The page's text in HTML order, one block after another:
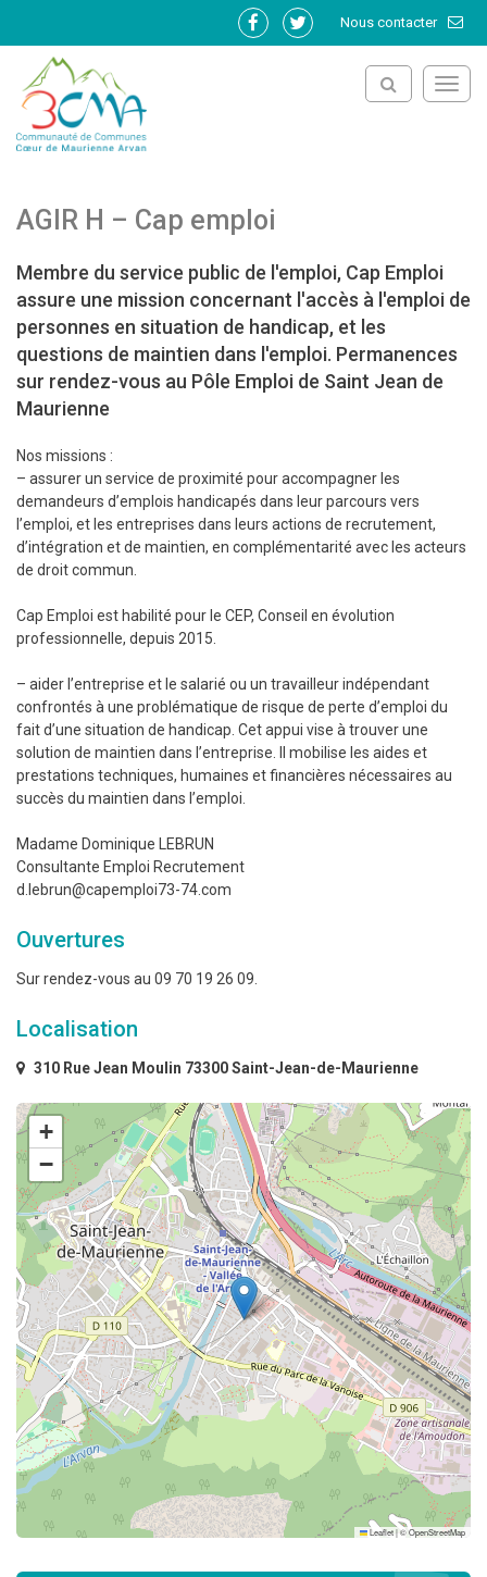
Nous contacter
Lien
Lien
AGIR H – Cap emploi
Membre du service public de l'emploi, Cap Emploi
assure une mission concernant l'accès à l'emploi de
personnes en situation de handicap, et les
questions de maintien dans l'emploi. Permanences
sur rendez-vous au Pôle Emploi de Saint Jean de
Maurienne
Nos missions :
– assurer un service de proximité pour accompagner les
demandeurs d’emplois handicapés dans leur parcours vers
l’emploi, et les entreprises dans leurs actions de recrutement,
d’intégration et de maintien, en complémentarité avec les acteurs
de droit commun.
Cap Emploi est habilité pour le CEP, Conseil en évolution
professionnelle, depuis 2015.
– aider l’entreprise et le salarié ou un travailleur indépendant
confrontés à une problématique de risque de perte d’emploi du
fait d’une situation de handicap. Cet appui vise à trouver une
solution de maintien dans l’entreprise. Il mobilise les aides et
prestations techniques, humaines et financières nécessaires au
succès du maintien dans l’emploi.
Madame Dominique LEBRUN
Consultante Emploi Recrutement
d.lebrun@capemploi73-74.com
Ouvertures
Sur rendez-vous au 09 70 19 26 09.
Localisation
310 Rue Jean Moulin 73300 Saint-Jean-de-Maurienne
+
−
Leaflet|©OpenStreetMap